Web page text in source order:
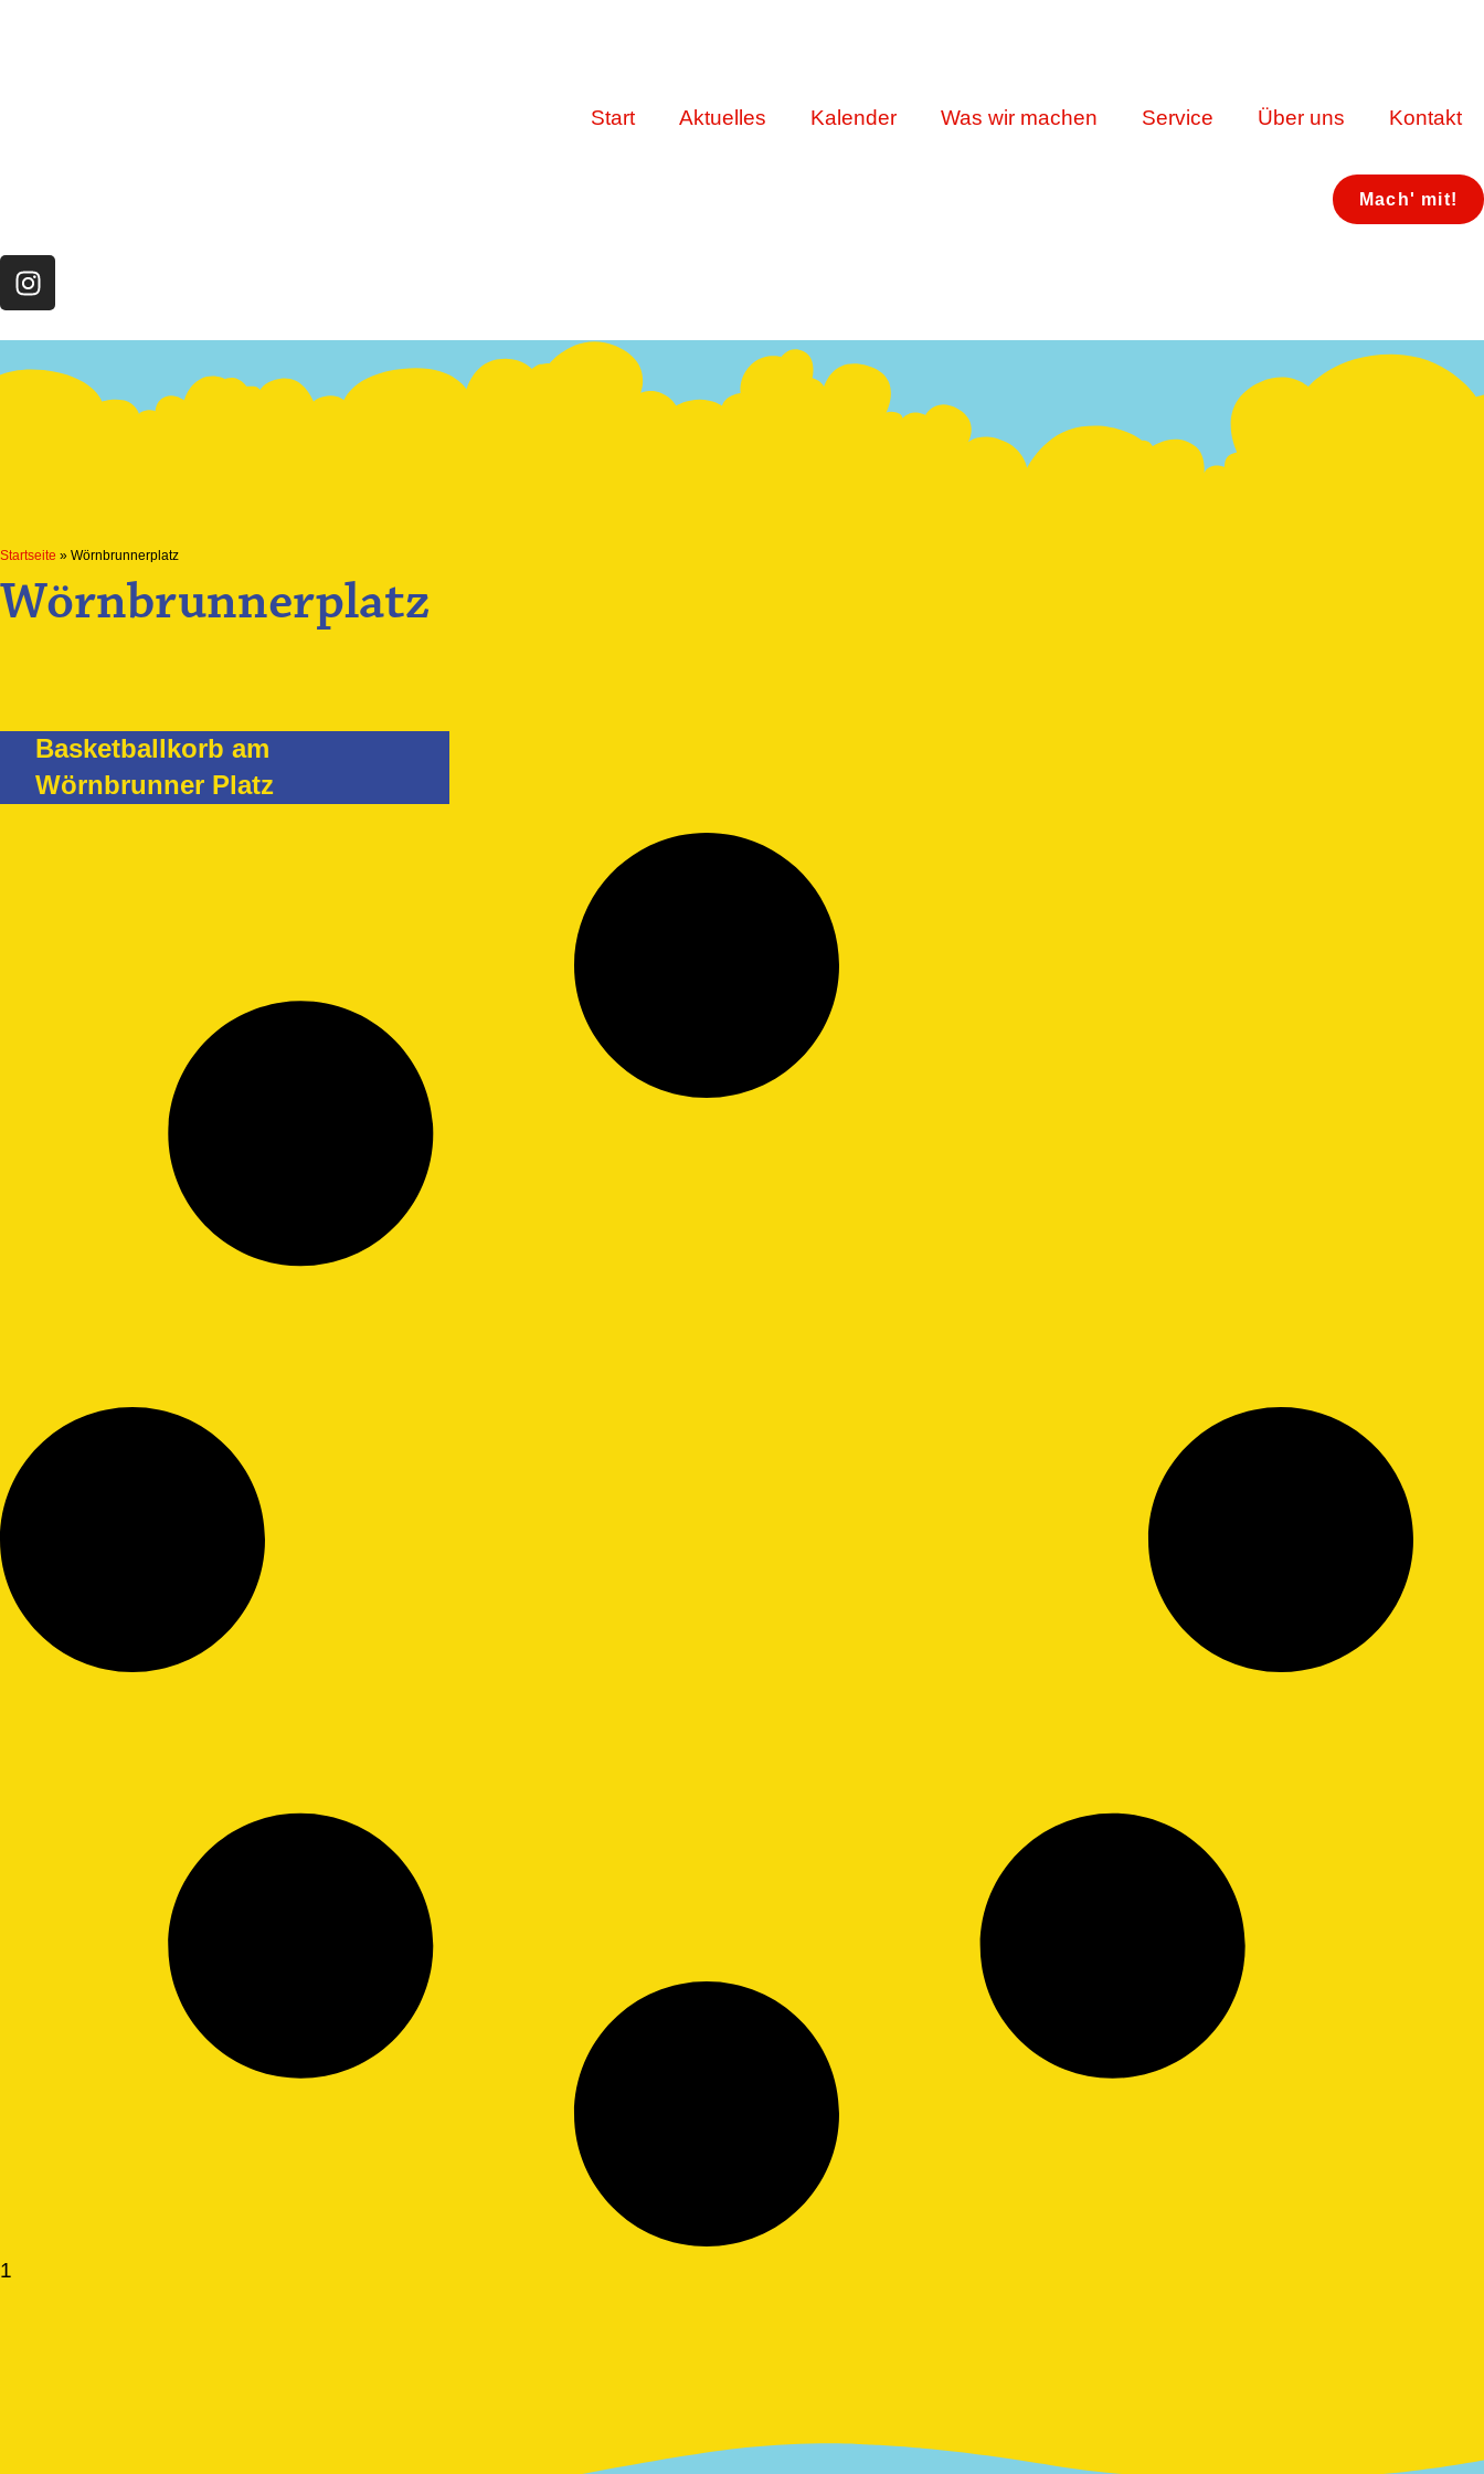
Start Aktuelles Kalender Was wir machen Service Über uns Kontakt
Mach' mit!
Startseite » Wörnbrunnerplatz
Wörnbrunnerplatz
Basketballkorb am
Wörnbrunner Platz